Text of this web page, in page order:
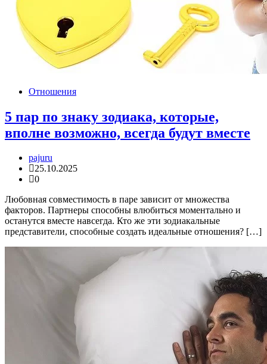
Отношения
5 пар по знаку зодиака, которые,
вполне возможно, всегда будут вместе
pajuru
25.10.2025
0
Любовная совместимость в паре зависит от множества
факторов. Партнеры способны влюбиться моментально и
останутся вместе навсегда. Кто же эти зодиакальные
представители, способные создать идеальные отношения? […]